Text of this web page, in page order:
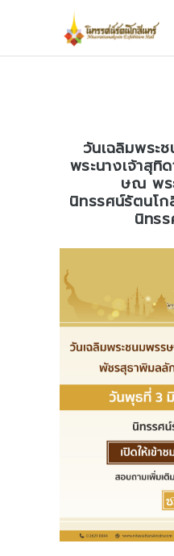
วันเฉลิมพระ
พระนางเจ้าสุ
ษณ พร
นิทรรศน์รัตนโก
นิทร